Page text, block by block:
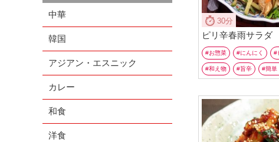
中華
韓国
アジアン・エスニック
カレー
和食
洋食
30分
ピリ辛春雨サラダ
お惣菜 にんにく
和え物 旨辛 簡単